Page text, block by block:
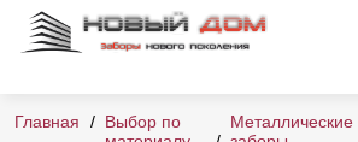
Главная
Выбор по
Металлические